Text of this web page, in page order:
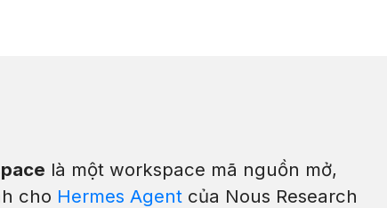
là một workspace mã nguồn mở,
cho Hermes Agentcủa Nous Research